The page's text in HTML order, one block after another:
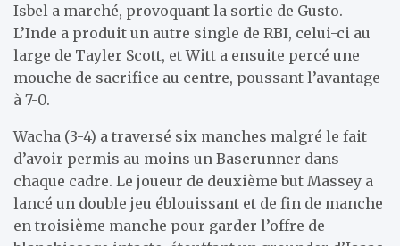
Isbel a marché, provoquant la sortie de Gusto.
L’Inde a produit un autre single de RBI, celui-ci au
large de Tayler Scott, et Witt a ensuite percé une
mouche de sacrifice au centre, poussant l’avantage
à 7-0.
Wacha (3-4) a traversé six manches malgré le fait
d’avoir permis au moins un Baserunner dans
chaque cadre. Le joueur de deuxième but Massey a
lancé un double jeu éblouissant et de fin de manche
en troisième manche pour garder l’offre de